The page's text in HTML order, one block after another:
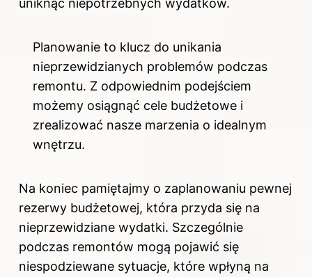
uniknąć niepotrzebnych wydatków.
Planowanie to klucz do unikania
nieprzewidzianych problemów podczas
remontu. Z odpowiednim podejściem
możemy osiągnąć cele budżetowe i
zrealizować nasze marzenia o idealnym
wnętrzu.
Na koniec pamiętajmy o zaplanowaniu pewnej
rezerwy budżetowej, która przyda się na
nieprzewidziane wydatki. Szczególnie
podczas remontów mogą pojawić się
niespodziewane sytuacje, które wpłyną na